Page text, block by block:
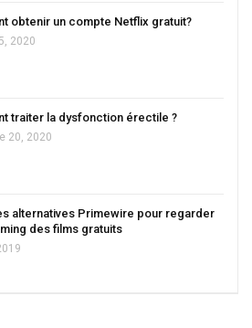
obtenir un compte Netflix gratuit?
2020
traiter la dysfonction érectile ?
20, 2020
alternatives Primewire pour regarder
des films gratuits